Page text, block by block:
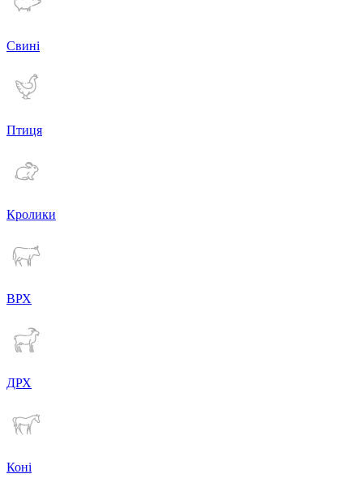
Свині
Птиця
Кролики
ВРХ
ДРХ
Коні